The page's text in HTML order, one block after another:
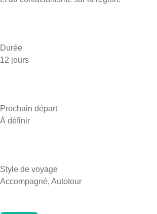
Durée
12 jours
Prochain départ
À définir
Style de voyage
Accompagné, Autotour